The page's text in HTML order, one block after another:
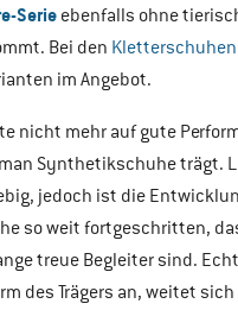
Serieebenfalls ohne
Bei den Kletterschuhen
im Angebot.
nicht mehr auf gute
Synthetikschuhe trägt.
jedoch ist die
so weit fortgeschritten,
treue Begleiter sind.
des Trägers an, weitet